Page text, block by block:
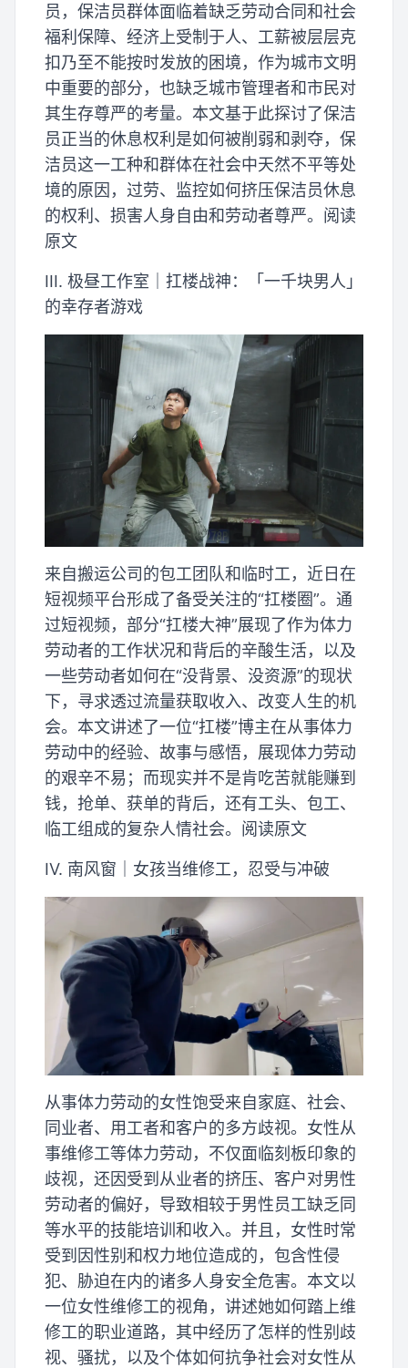
员，保洁员群体面临着缺乏劳动合同和社会
福利保障、经济上受制于人、工薪被层层克
扣乃至不能按时发放的困境，作为城市文明
中重要的部分，也缺乏城市管理者和市民对
其生存尊严的考量。本文基于此探讨了保洁
员正当的休息权利是如何被削弱和剥夺，保
洁员这一工种和群体在社会中天然不平等处
境的原因，过劳、监控如何挤压保洁员休息
的权利、损害人身自由和劳动者尊严。阅读
原文
III. 极昼工作室｜扛楼战神：「一千块男人」
的幸存者游戏
来自搬运公司的包工团队和临时工，近日在
短视频平台形成了备受关注的“扛楼圈”。通
过短视频，部分“扛楼大神”展现了作为体力
劳动者的工作状况和背后的辛酸生活，以及
一些劳动者如何在“没背景、没资源”的现状
下，寻求透过流量获取收入、改变人生的机
会。本文讲述了一位“扛楼”博主在从事体力
劳动中的经验、故事与感悟，展现体力劳动
的艰辛不易；而现实并不是肯吃苦就能赚到
钱，抢单、获单的背后，还有工头、包工、
临工组成的复杂人情社会。阅读原文
IV. 南风窗｜女孩当维修工，忍受与冲破
从事体力劳动的女性饱受来自家庭、社会、
同业者、用工者和客户的多方歧视。女性从
事维修工等体力劳动，不仅面临刻板印象的
歧视，还因受到从业者的挤压、客户对男性
劳动者的偏好，导致相较于男性员工缺乏同
等水平的技能培训和收入。并且，女性时常
受到因性别和权力地位造成的，包含性侵
犯、胁迫在内的诸多人身安全危害。本文以
一位女性维修工的视角，讲述她如何踏上维
修工的职业道路，其中经历了怎样的性别歧
视、骚扰，以及个体如何抗争社会对女性从